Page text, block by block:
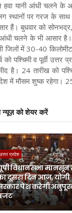
यानी आंधी चलने के
स्थानों पर गरज के साथ
हैं। बुधवार को
आंधी चलने के भी आसार
जिलों में 30-40
को पश्चिमी व पूर्वी
है। 24 तारीख को
में मौसम शुष्क रहेगा।
न्यूज़ को शेयर करें
उत्तर प्रदेश
विधानसभा मानसून
दूसरा दिन आज, योगी
पेश करेगी